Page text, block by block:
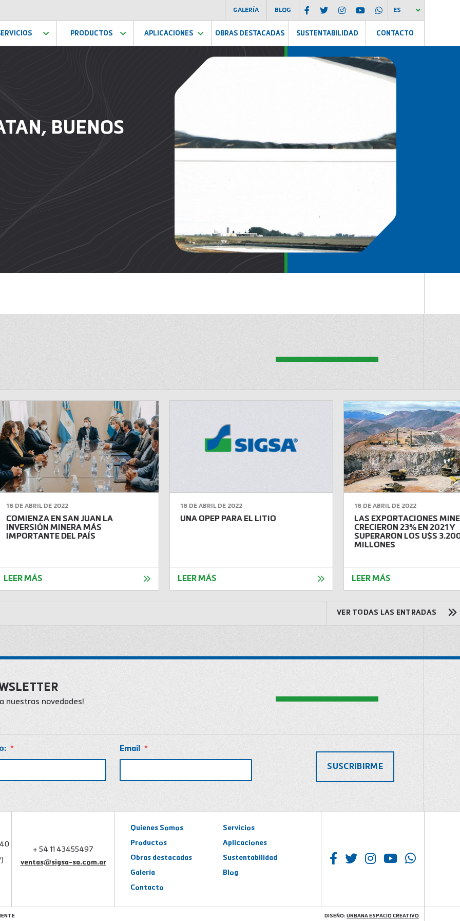
GALERÍA BLOG ES
PRODUCTOS APLICACIONES OBRAS DESTACADAS SUSTENTABILIDAD CONTACTO
BUENOS
18 DE ABRIL DE 2022
COMIENZA EN SAN JUAN LA
INVERSIÓN MINERA MÁS
IMPORTANTE DEL PAÍS
LEER MÁS
18 DE ABRIL DE 2022
UNA OPEP PARA EL LITIO
LEER MÁS
18 DE ABRIL DE 2022
LAS EXPORTACIONES
CRECIERON 23% EN 2021 Y
SUPERARON LOS U$S
MILLONES
LEER MÁS
VER TODAS LAS ENTRADAS
nuestras novedades!
* Email *
+ 54 11 43455497
ventas@sigsa-sa.com.ar
Quienes Somos Servicios
Productos Aplicaciones
Obras destacadas Sustentabilidad
Galería Blog
Contacto
DISEÑO: URBANA ESPACIO CREATIVO